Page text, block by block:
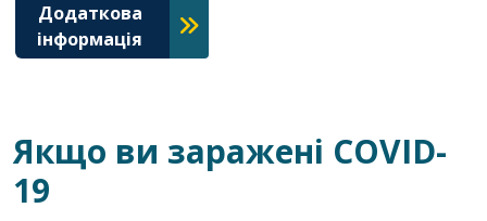
Додаткова
інформація
Якщо ви заражені COVID-
19